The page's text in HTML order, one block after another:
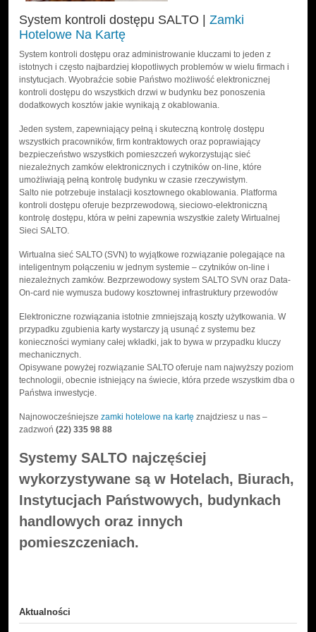
System kontroli dostępu SALTO | Zamki
Hotelowe Na Kartę
System kontroli dostępu oraz administrowanie kluczami to jeden z
istotnych i często najbardziej kłopotliwych problemów w wielu firmach i
instytucjach. Wyobraźcie sobie Państwo możliwość elektronicznej
kontroli dostępu do wszystkich drzwi w budynku bez ponoszenia
dodatkowych kosztów jakie wynikają z okablowania.
Jeden system, zapewniający pełną i skuteczną kontrolę dostępu
wszystkich pracowników, firm kontraktowych oraz poprawiający
bezpieczeństwo wszystkich pomieszczeń wykorzystując sieć
niezależnych zamków elektronicznych i czytników on-line, które
umożliwiają pełną kontrolę budynku w czasie rzeczywistym.
Salto nie potrzebuje instalacji kosztownego okablowania. Platforma
kontroli dostępu oferuje bezprzewodową, sieciowo-elektroniczną
kontrolę dostępu, która w pełni zapewnia wszystkie zalety Wirtualnej
Sieci SALTO.
Wirtualna sieć SALTO (SVN) to wyjątkowe rozwiązanie polegające na
inteligentnym połączeniu w jednym systemie – czytników on-line i
niezależnych zamków. Bezprzewodowy system SALTO SVN oraz Data-
On-card nie wymusza budowy kosztownej infrastruktury przewodów
Elektroniczne rozwiązania istotnie zmniejszają koszty użytkowania. W
przypadku zgubienia karty wystarczy ją usunąć z systemu bez
konieczności wymiany całej wkładki, jak to bywa w przypadku kluczy
mechanicznych.
Opisywane powyżej rozwiązanie SALTO oferuje nam najwyższy poziom
technologii, obecnie istniejący na świecie, która przede wszystkim dba o
Państwa inwestycje.
Najnowocześniejsze zamki hotelowe na kartę znajdziesz u nas –
zadzwoń (22) 335 98 88
Systemy SALTO najczęściej
wykorzystywane są w Hotelach, Biurach,
Instytucjach Państwowych, budynkach
handlowych oraz innych
pomieszczeniach.
Aktualności